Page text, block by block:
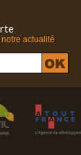
actualité